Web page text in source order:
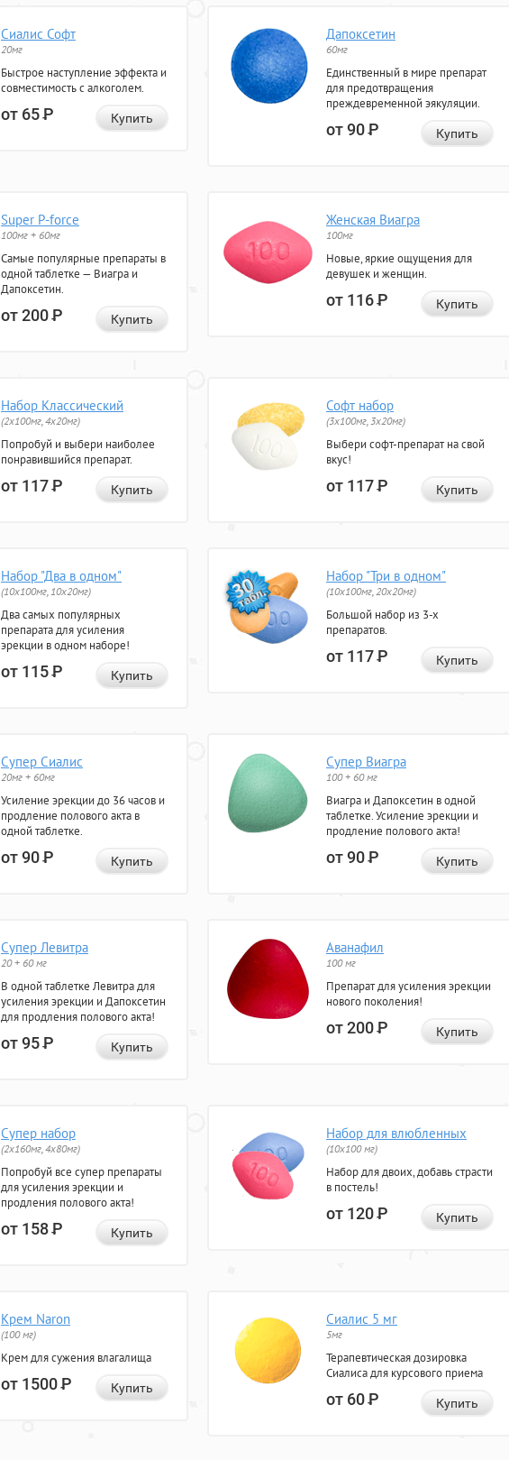
Сиалис Софт
20мг
Быстрое наступление эффекта и
совместимость с алкоголем.
от 65Р Купить
Дапоксетин
60мг
Единственный в мире препарат
для предотвращения
преждевременной эякуляции.
от 90Р Купить
Super P-force
100мг + 60мг
Самые популярные препараты в
одной таблетке — Виагра и
Дапоксетин.
от 200Р Купить
Женская Виагра
100мг
Новые, яркие ощущения для
девушек и женщин.
от 116Р Купить
Набор Классический
(2x100мг, 4x20мг)
Попробуй и выбери наиболее
понравившийся препарат.
от 117Р Купить
Софт набор
(3x100мг, 3x20мг)
Выбери софт-препарат на свой
вкус!
от 117Р Купить
Набор "Два в одном"
(10x100мг, 10x20мг)
Два самых популярных
препарата для усиления
эрекции в одном наборе!
от 115Р Купить
Набор "Три в одном"
(10x100мг, 20x20мг)
Большой набор из 3-х
препаратов.
от 117Р Купить
Супер Сиалис
20мг + 60мг
Усиление эрекции до 36 часов и
продление полового акта в
одной таблетке.
от 90Р Купить
Супер Виагра
100 + 60 мг
Виагра и Дапоксетин в одной
таблетке. Усиление эрекции и
продление полового акта!
от 90Р Купить
Супер Левитра
20 + 60 мг
В одной таблетке Левитра для
усиления эрекции и Дапоксетин
для продления полового акта!
от 95Р Купить
Аванафил
100 мг
Препарат для усиления эрекции
нового поколения!
от 200Р Купить
Супер набор
(2х160мг, 4х80мг)
Попробуй все супер препараты
для усиления эрекции и
продления полового акта!
от 158Р Купить
Набор для влюбленных
(10х100 мг)
Набор для двоих, добавь страсти
в постель!
от 120Р Купить
Крем Naron
(100 мг)
Крем для сужения влагалища
от 1500Р Купить
Сиалис 5 мг
5мг
Терапевтическая дозировка
Сиалиса для курсового приема
от 60Р Купить